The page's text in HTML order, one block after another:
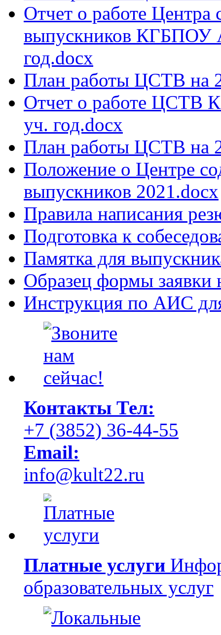
Отчет о работе Центра
выпускников КГБПОУ
год.docx
План работы ЦСТВ на
Отчет о работе
уч. год.docx
План работы ЦСТВ на
Положение о Центре
выпускников 2021.docx
Правила написания
Подготовка к
Памятка для
Образец формы заявки
Инструкция по АИС
Контакты Тел:
+7 (3852) 36-44-55
Email:
info@kult22.ru
Платные услуги
образовательных услуг